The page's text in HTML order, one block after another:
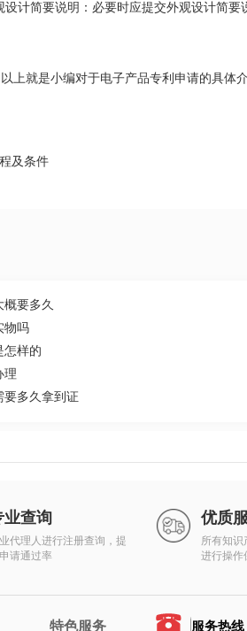
计简要说明：必要时应提交外观设计简要
就是小编对于电子产品专利申请的具体
及条件
概要多久
物吗
怎样的
理
要多久拿到证
业查询
代理人进行注册查询，提
请通过率
优质
所有知识
进行操作
特色服务 服务热线